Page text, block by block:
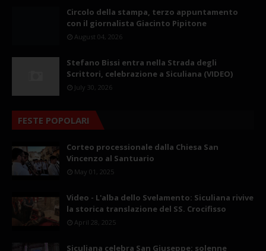
Circolo della stampa, terzo appuntamento
con il giornalista Giacinto Pipitone
August 04, 2026
Stefano Bissi entra nella Strada degli
Scrittori, celebrazione a Siculiana (VIDEO)
July 30, 2026
FESTE POPOLARI
Corteo processionale dalla Chiesa San
Vincenzo al Santuario
May 01, 2025
Video - L'alba dello Svelamento: Siculiana rivive
la storica translazione del SS. Crocifisso
April 28, 2025
Siculiana celebra San Giuseppe: solenne